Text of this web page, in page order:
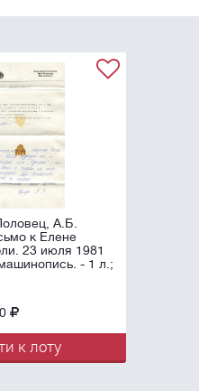
А.Б.
к Елене
23 июля 1981
- 1 л.;
к лоту